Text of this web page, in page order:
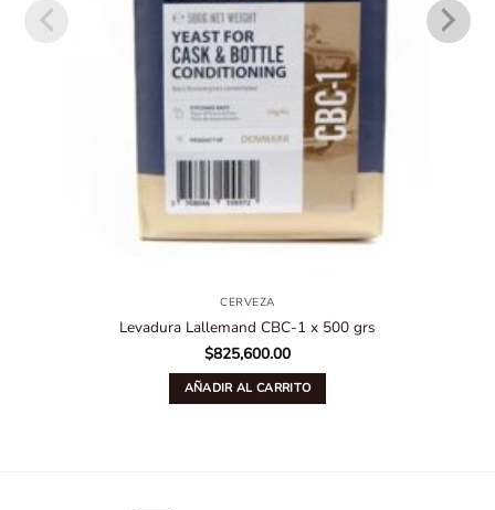
CERVEZA
Levadura Lallemand CBC-1 x 500 grs
$825,600.00
AÑADIR AL CARRITO